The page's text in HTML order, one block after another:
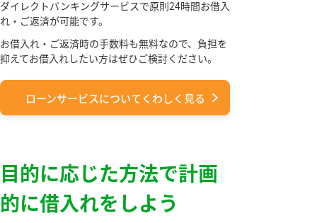
ダイレクトバンキングサービスで原則24時間お借入
れ・ご返済が可能です。
お借入れ・ご返済時の手数料も無料なので、負担を
抑えてお借入れしたい方はぜひご検討ください。
ローンサービスについてくわしく見る
目的に応じた方法で計画
的に借入れをしよう